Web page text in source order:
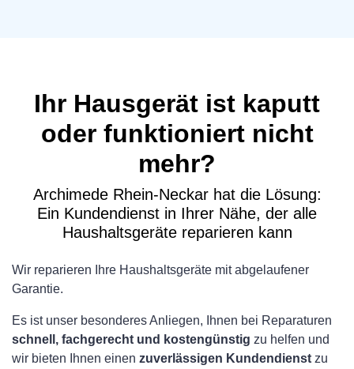
Ihr Hausgerät ist kaputt
oder funktioniert nicht
mehr?
Archimede Rhein-Neckar hat die Lösung:
Ein Kundendienst in Ihrer Nähe, der alle
Haushaltsgeräte reparieren kann
Wir reparieren Ihre Haushaltsgeräte mit abgelaufener
Garantie.
Es ist unser besonderes Anliegen, Ihnen bei Reparaturen
schnell, fachgerecht und kostengünstig zu helfen und
wir bieten Ihnen einen zuverlässigen Kundendienst zu